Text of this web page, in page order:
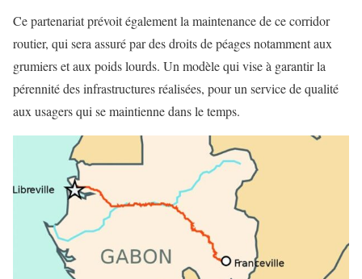
Ce partenariat prévoit également la maintenance de ce corridor
routier, qui sera assuré par des droits de péages notamment aux
grumiers et aux poids lourds. Un modèle qui vise à garantir la
pérennité des infrastructures réalisées, pour un service de qualité
aux usagers qui se maintienne dans le temps.